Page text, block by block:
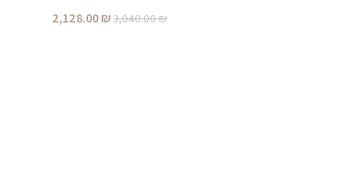
3,040.00₪
2,128.00₪